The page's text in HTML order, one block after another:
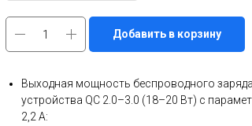
Добавить в корзину
Выходная мощность беспроводного
устройства QC 2.0–3.0 (18–20 Вт) с
2,2 A: